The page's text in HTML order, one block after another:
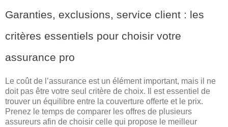
Garanties, exclusions, service client : les
critères essentiels pour choisir votre
assurance pro
Le coût de l’assurance est un élément important, mais il ne
doit pas être votre seul critère de choix. Il est essentiel de
trouver un équilibre entre la couverture offerte et le prix.
Prenez le temps de comparer les offres de plusieurs
assureurs afin de choisir celle qui propose le meilleur